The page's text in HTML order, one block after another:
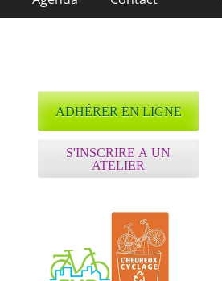
ADHÉRER EN LIGNE
S'INSCRIRE A UN
ATELIER